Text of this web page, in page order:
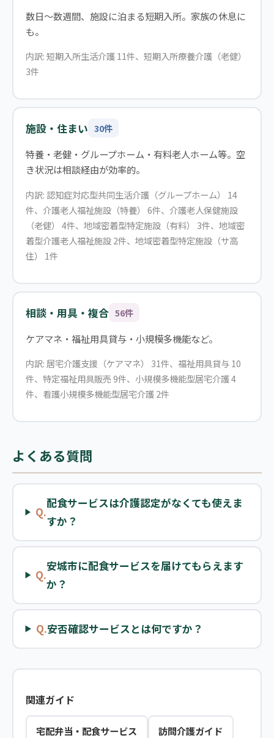
数日〜数週間、施設に泊まる短期入所。家族の休息に
も。
内訳: 短期入所生活介護 11件、短期入所療養介護（老健）
3件
施設・住まい 30件
特養・老健・グループホーム・有料老人ホーム等。空
き状況は相談経由が効率的。
内訳: 認知症対応型共同生活介護（グループホーム） 14
件、介護老人福祉施設（特養） 6件、介護老人保健施設
（老健） 4件、地域密着型特定施設（有料） 3件、地域密
着型介護老人福祉施設 2件、地域密着型特定施設（サ高
住） 1件
相談・用具・複合 56件
ケアマネ・福祉用具貸与・小規模多機能など。
内訳: 居宅介護支援（ケアマネ） 31件、福祉用具貸与 10
件、特定福祉用具販売 9件、小規模多機能型居宅介護 4
件、看護小規模多機能型居宅介護 2件
よくある質問
Q.
配食サービスは介護認定がなくても使えま
すか？
Q.
安城市に配食サービスを届けてもらえます
か？
Q.安否確認サービスとは何ですか？
関連ガイド
宅配弁当・配食サービス 訪問介護ガイド